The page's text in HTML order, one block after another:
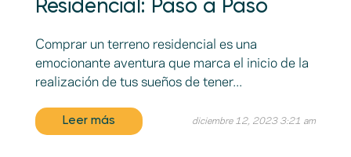
Residencial: Paso a Paso
Comprar un terreno residencial es una
emocionante aventura que marca el inicio de la
realización de tus sueños de tener...
Leer más diciembre 12, 2023 3:21 am